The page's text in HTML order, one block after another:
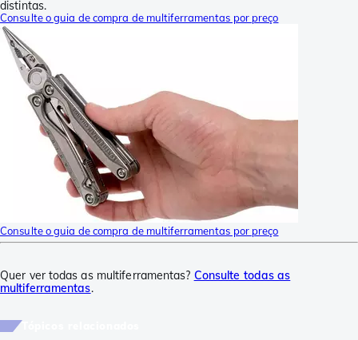
distintas.
Consulte o guia de compra de multiferramentas por preço
Consulte o guia de compra de multiferramentas por preço
Quer ver todas as multiferramentas? Consulte todas as
multiferramentas.